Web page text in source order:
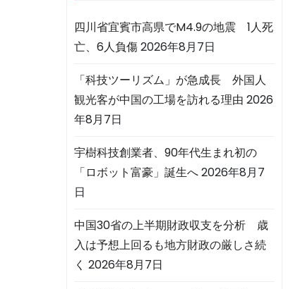
四川省宜賓市高県でM4.9の地震 1人死
亡、6人負傷2026年8月7日
「科技ツーリズム」が急成長 外国人
観光客が中国の工場を訪れる理由 2026
年8月7日
宇樹科技創業者、90年代生まれ初の
「ロボット富豪」誕生へ2026年8月7
日
中国30省の上半期財政収支を分析 歳
入は予想上回るも地方財政の厳しさ続
く 2026年8月7日